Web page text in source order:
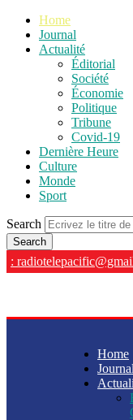
Home
Journal
Actualité
Éditorial
Société
Économie
Politique
Tribune
Covid-19
Dernière Heure
Culture
Monde
Sport
Search
:
Home
Journal